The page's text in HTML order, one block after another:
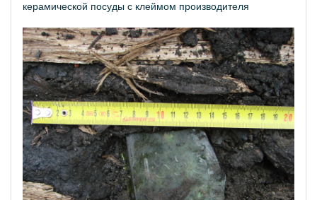
керамической посуды с клеймом производителя